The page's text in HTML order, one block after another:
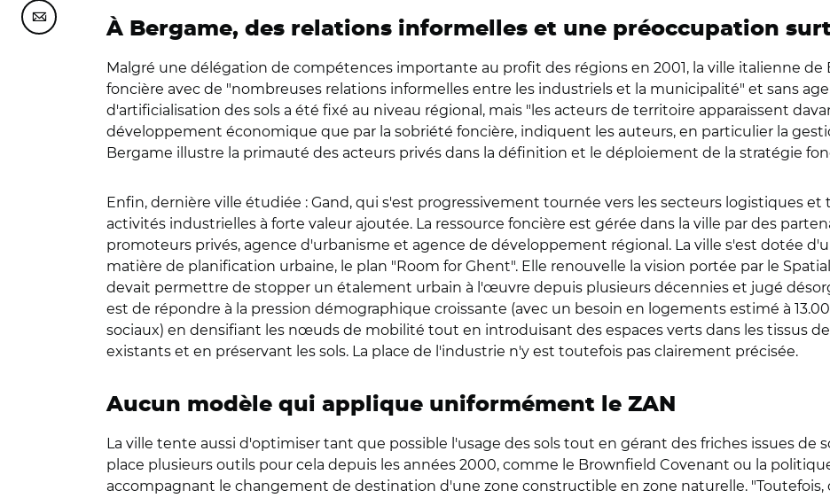
Partager cette page sur Courriel
À Bergame, des relations informelles et une préoccupation
Malgré une délégation de compétences importante au profit des régions en 2001, la ville italienne de
foncière avec de "nombreuses relations informelles entre les industriels et la municipalité" et sans
d'artificialisation des sols a été fixé au niveau régional, mais "les acteurs de territoire apparaissent
développement économique que par la sobriété foncière, indiquent les auteurs, en particulier la
Bergame illustre la primauté des acteurs privés dans la définition et le déploiement de la stratégie
Enfin, dernière ville étudiée : Gand, qui s'est progressivement tournée vers les secteurs logistiques
activités industrielles à forte valeur ajoutée. La ressource foncière est gérée dans la ville par des
promoteurs privés, agence d'urbanisme et agence de développement régional. La ville s'est dotée
matière de planification urbaine, le plan "Room for Ghent". Elle renouvelle la vision portée par le
devait permettre de stopper un étalement urbain à l'œuvre depuis plusieurs décennies et jugé
est de répondre à la pression démographique croissante (avec un besoin en logements estimé à
sociaux) en densifiant les nœuds de mobilité tout en introduisant des espaces verts dans les tissus
existants et en préservant les sols. La place de l'industrie n'y est toutefois pas clairement précisée.
Aucun modèle qui applique uniformément le ZAN
La ville tente aussi d'optimiser tant que possible l'usage des sols tout en gérant des friches issues de
place plusieurs outils pour cela depuis les années 2000, comme le Brownfield Covenant ou la
accompagnant le changement de destination d'une zone constructible en zone naturelle. "Toutefois,